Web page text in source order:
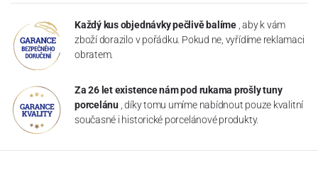
Každý kus objednávky pečlivě balíme , aby k vám
zboží dorazilo v pořádku. Pokud ne, vyřídíme reklamaci
obratem.
Za 26 let existence nám pod rukama prošly tuny
porcelánu , díky tomu umíme nabídnout pouze kvalitní
současné i historické porcelánové produkty.